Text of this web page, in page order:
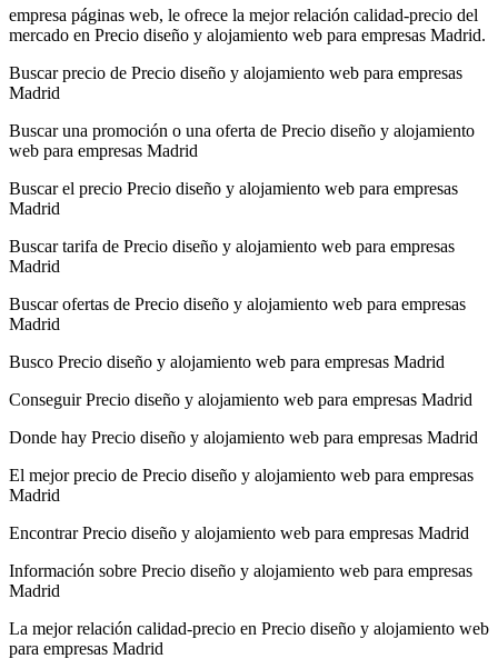
empresa páginas web, le ofrece la mejor relación calidad-precio del
mercado en Precio diseño y alojamiento web para empresas Madrid.
Buscar precio de Precio diseño y alojamiento web para empresas
Madrid
Buscar una promoción o una oferta de Precio diseño y alojamiento
web para empresas Madrid
Buscar el precio Precio diseño y alojamiento web para empresas
Madrid
Buscar tarifa de Precio diseño y alojamiento web para empresas
Madrid
Buscar ofertas de Precio diseño y alojamiento web para empresas
Madrid
Busco Precio diseño y alojamiento web para empresas Madrid
Conseguir Precio diseño y alojamiento web para empresas Madrid
Donde hay Precio diseño y alojamiento web para empresas Madrid
El mejor precio de Precio diseño y alojamiento web para empresas
Madrid
Encontrar Precio diseño y alojamiento web para empresas Madrid
Información sobre Precio diseño y alojamiento web para empresas
Madrid
La mejor relación calidad-precio en Precio diseño y alojamiento web
para empresas Madrid